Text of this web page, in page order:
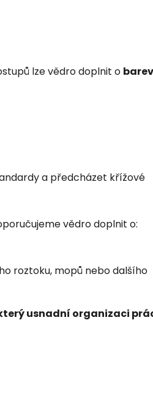
lze vědro doplnit o
a předcházet křížové
vědro doplnit o:
roztoku, mopů nebo dalšího
usnadní organizaci